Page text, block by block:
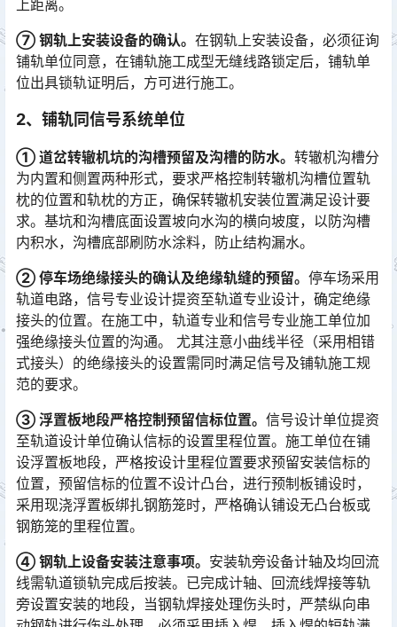
上距离。
⑦ 钢轨上安装设备的确认。 在钢轨上安装设备，必须征询
铺轨单位同意，在铺轨施工成型无缝线路锁定后，铺轨单
位出具锁轨证明后，方可进行施工。
2、铺轨同信号系统单位
① 道岔转辙机坑的沟槽预留及沟槽的防水。 转辙机沟槽分
为内置和侧置两种形式，要求严格控制转辙机沟槽位置轨
枕的位置和轨枕的方正，确保转辙机安装位置满足设计要
求。基坑和沟槽底面设置坡向水沟的横向坡度，以防沟槽
内积水，沟槽底部刷防水涂料，防止结构漏水。󠅅󠅃󠄵󠅂󠄪󠇖󠆨󠆨󠇕󠆞󠆒󠅬󠇘󠆭󠆘󠇙󠆝󠅵󠇗󠆭󠆁󠄐󠇗󠅹󠅸󠇖󠆍󠅳󠇖󠅹󠅰󠇖󠆌󠅹
② 停车场绝缘接头的确认及绝缘轨缝的预留。 停车场采用
轨道电路，信号专业设计提资至轨道专业设计，确定绝缘
接头的位置。在施工中，轨道专业和信号专业施工单位加
强绝缘接头位置的沟通。 尤其注意小曲线半径（采用相错
式接头）的绝缘接头的设置需同时满足信号及铺轨施工规
范的要求。󠅅󠅃󠄵󠅂󠄪󠇖󠆨󠆨󠇕󠆞󠆒󠅬󠇘󠆭󠆘󠇙󠆝󠅵󠇗󠆭󠆁󠄐󠇗󠅹󠅸󠇖󠆍󠅳󠇖󠅹󠅰󠇖󠆌󠅹
③ 浮置板地段严格控制预留信标位置。 信号设计单位提资
至轨道设计单位确认信标的设置里程位置。施工单位在铺
设浮置板地段，严格按设计里程位置要求预留安装信标的
位置，预留信标的位置不设计凸台，进行预制板铺设时，
采用现浇浮置板绑扎钢筋笼时，严格确认铺设无凸台板或
钢筋笼的里程位置。󠅅󠅃󠄵󠅂󠄪󠇖󠆨󠆨󠇕󠆞󠆒󠅬󠇘󠆭󠆘󠇙󠆝󠅵󠇗󠆭󠆁󠄐󠇗󠅹󠅸󠇖󠆍󠅳󠇖󠅹󠅰󠇖󠆌󠅹
④ 钢轨上设备安装注意事项。 安装轨旁设备计轴及均回流
线需轨道锁轨完成后按装。已完成计轴、回流线焊接等轨
旁设置安装的地段，当钢轨焊接处理伤头时，严禁纵向串